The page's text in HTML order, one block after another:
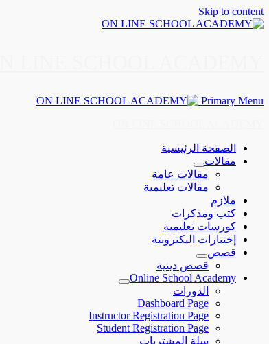
Skip to content
Primary Menu
الصفحة الرئيسية
مقالات
مقالات عامة
مقالات تعليمية
ملازم
كتب ومذكرات
كورسات تعليمية
إختبارات اليكترونية
قصص
قصص دينية
Online School Academy
الدورات
Dashboard Page
Instructor Registration Page
Student Registration Page
سلة المشتريات